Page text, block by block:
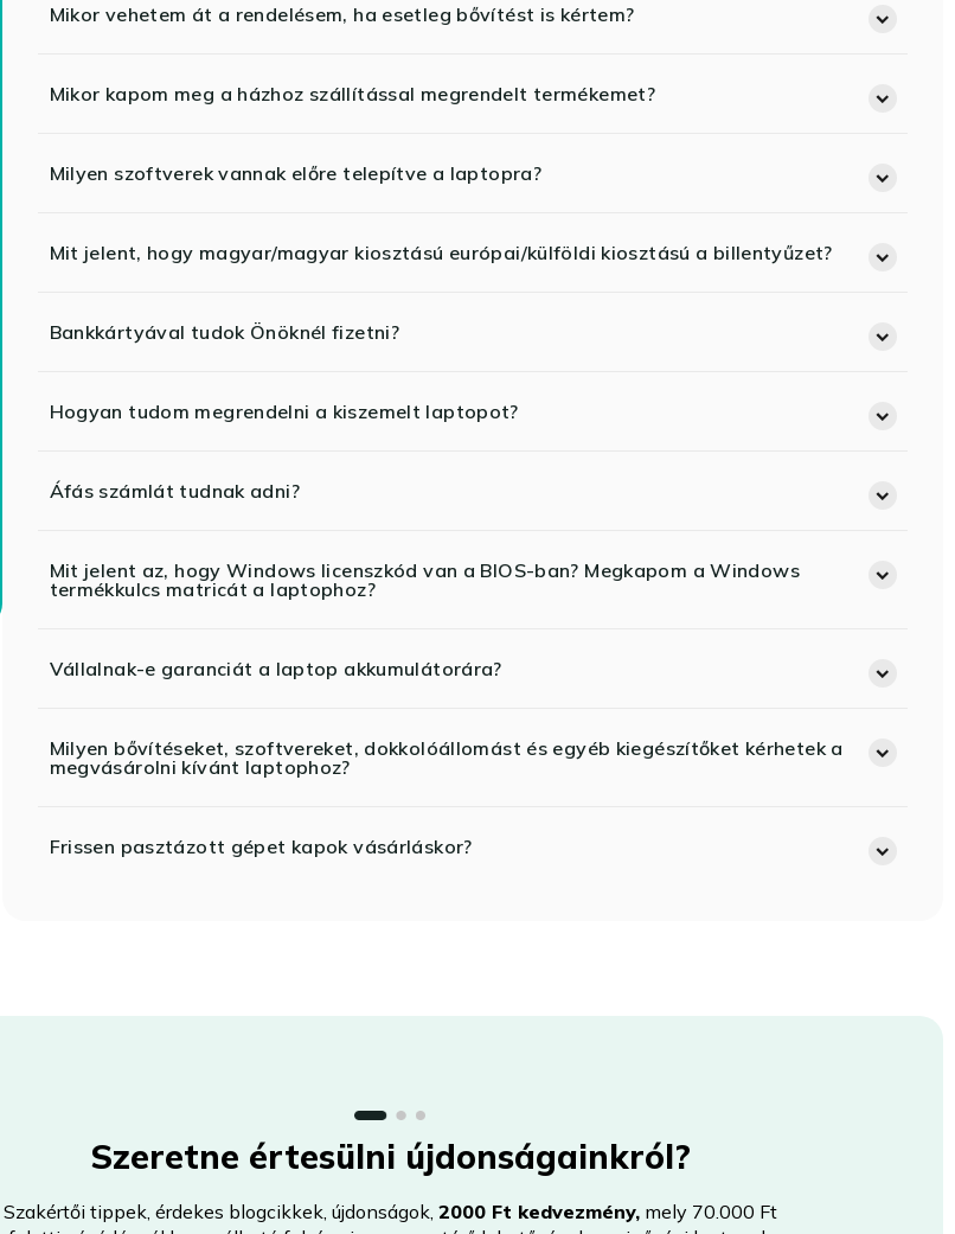
Mikor vehetem át a rendelésem, ha esetleg bővítést is kértem?
Mikor kapom meg a házhoz szállítással megrendelt termékemet?
Milyen szoftverek vannak előre telepítve a laptopra?
Mit jelent, hogy magyar/magyar kiosztású európai/külföldi kiosztású a billentyűzet?
Bankkártyával tudok Önöknél fizetni?
Hogyan tudom megrendelni a kiszemelt laptopot?
Áfás számlát tudnak adni?
Mit jelent az, hogy Windows licenszkód van a BIOS-ban? Megkapom a Windows
termékkulcs matricát a laptophoz?
Vállalnak-e garanciát a laptop akkumulátorára?
Milyen bővítéseket, szoftvereket, dokkolóállomást és egyéb kiegészítőket kérhetek a
megvásárolni kívánt laptophoz?
Frissen pasztázott gépet kapok vásárláskor?
Szeretne értesülni újdonságainkról?
Szakértői tippek, érdekes blogcikkek, újdonságok, 2000 Ft kedvezmény,mely 70.000 Ft